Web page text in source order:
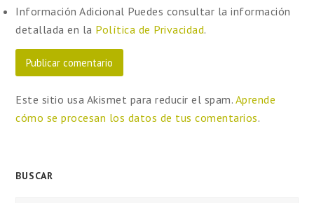
Información Adicional Puedes consultar la información
detallada en la Política de Privacidad.
Este sitio usa Akismet para reducir el spam. Aprende
cómo se procesan los datos de tus comentarios.
BUSCAR